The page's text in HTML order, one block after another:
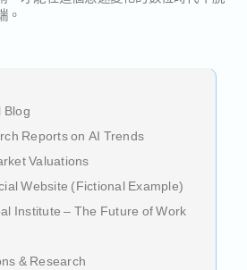
。
Blog
Reports on AI Trends
Valuations
Website (Fictional Example)
Institute – The Future of Work
& Research